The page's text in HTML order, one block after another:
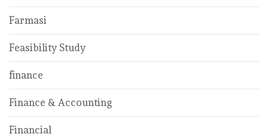
Farmasi
Feasibility Study
finance
Finance & Accounting
Financial